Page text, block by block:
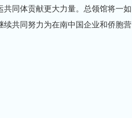
同体贡献更大力量。总领馆将一如
共同努力为在南中国企业和侨胞营